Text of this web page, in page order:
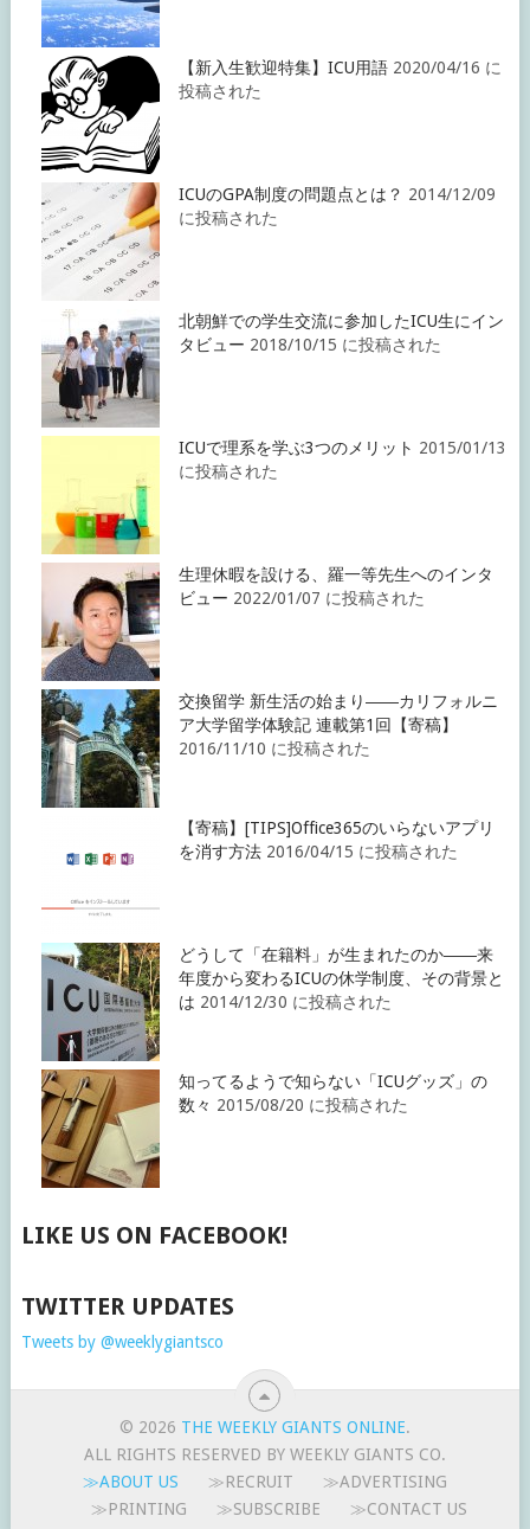
【新入生歓迎特集】ICU用語 2020/04/16 に
投稿された
ICUのGPA制度の問題点とは？ 2014/12/09
に投稿された
北朝鮮での学生交流に参加したICU生にイン
タビュー 2018/10/15 に投稿された
ICUで理系を学ぶ3つのメリット 2015/01/13
に投稿された
生理休暇を設ける、羅一等先生へのインタ
ビュー 2022/01/07 に投稿された
交換留学 新生活の始まり――カリフォルニ
ア大学留学体験記 連載第1回【寄稿】
2016/11/10 に投稿された
【寄稿】[TIPS]Office365のいらないアプリ
を消す方法 2016/04/15 に投稿された
どうして「在籍料」が生まれたのか――来
年度から変わるICUの休学制度、その背景と
は 2014/12/30 に投稿された
知ってるようで知らない「ICUグッズ」の
数々 2015/08/20 に投稿された
LIKE US ON FACEBOOK!
TWITTER UPDATES
Tweets by @weeklygiantsco
© 2026 THE WEEKLY GIANTS ONLINE.
ALL RIGHTS RESERVED BY WEEKLY GIANTS CO.
≫ABOUT US
≫RECRUIT
≫ADVERTISING
≫PRINTING
≫SUBSCRIBE ≫CONTACT US